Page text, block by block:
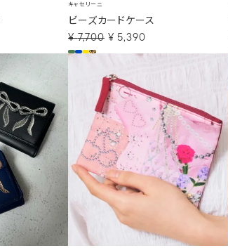
キャセリーニ
ビーズカードケース
¥ 7,700 ¥ 5,390